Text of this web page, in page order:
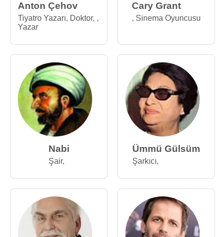
Anton Çehov
Tiyatro Yazarı, Doktor, ,
Yazar
Cary Grant
, Sinema Oyuncusu
Nabi
Şair,
Ümmü Gülsüm
Şarkıcı,